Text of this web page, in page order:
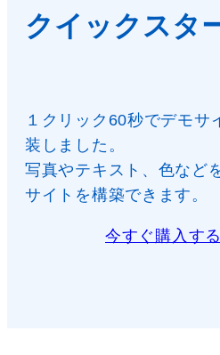
クイックスタ
１クリック60秒でデモサ
装しました。
写真やテキスト、色など
サイトを構築できます。
今すぐ購入する